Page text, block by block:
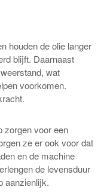
houden de olie langer
blijft. Daarnaast
wat
voorkomen.
zorgen voor een
ze er ook voor dat
en de machine
de levensduur
aanzienlijk.